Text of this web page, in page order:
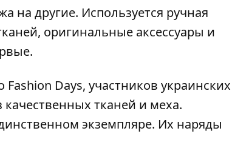
на другие. Используется ручная
оригинальные аксессуары и
Days, участников
тканей и меха.
экземпляре. Их наряды